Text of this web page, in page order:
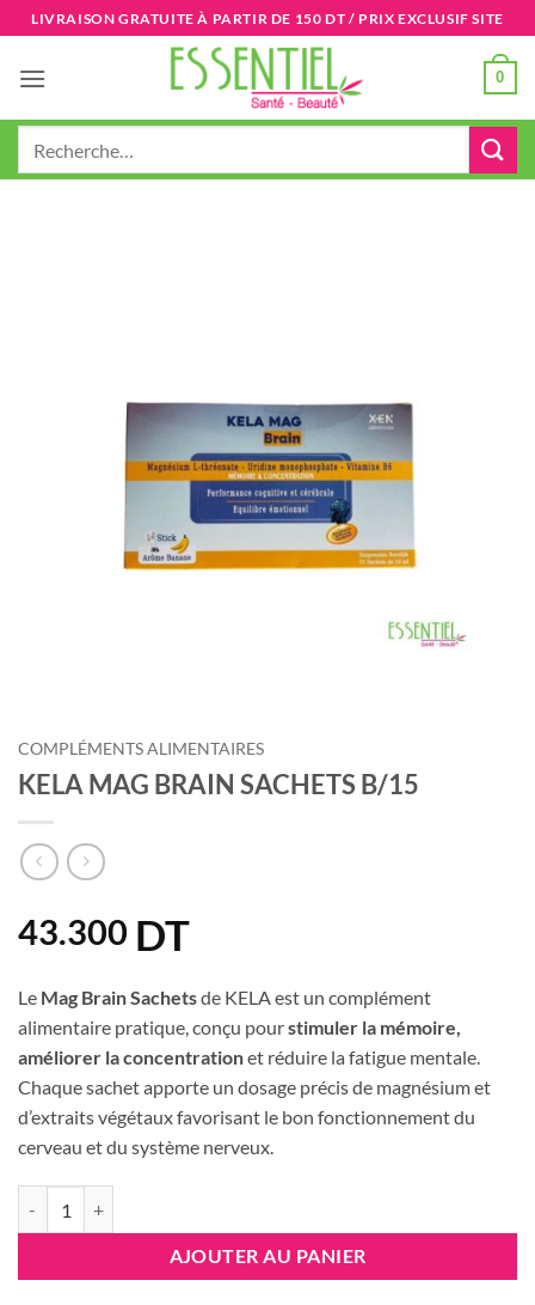
Passer
au
contenu
LIVRAISON GRATUITE À PARTIR DE 150 DT / PRIX EXCLUSIF SITE
0
COMPLÉMENTS ALIMENTAIRES
KELA MAG BRAIN SACHETS B/15
43.300 DT
Le Mag Brain Sachetsde KELA est un complément
alimentaire pratique, conçu pourstimuler la mémoire,
améliorer la concentrationet réduire la fatigue mentale.
Chaque sachet apporte un dosage précis de magnésium et
d’extraits végétaux favorisant le bon fonctionnement du
cerveau et du système nerveux.
AJOUTER AU PANIER